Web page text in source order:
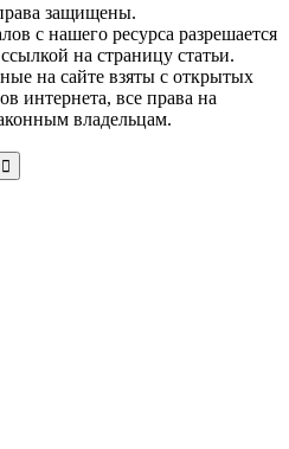
защищены.
с нашего ресурса разрешается
на страницу статьи.
на сайте взяты с открытых
интернета, все права на
владельцам.